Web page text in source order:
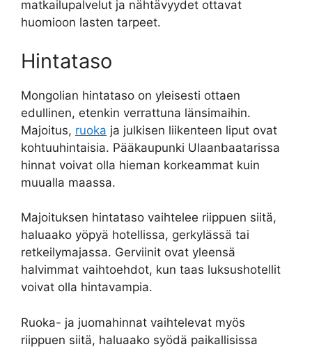
matkailupalvelut ja nähtävyydet ottavat
huomioon lasten tarpeet.
Hintataso
Mongolian hintataso on yleisesti ottaen
edullinen, etenkin verrattuna länsimaihin.
Majoitus, ruoka ja julkisen liikenteen liput ovat
kohtuuhintaisia. Pääkaupunki Ulaanbaatarissa
hinnat voivat olla hieman korkeammat kuin
muualla maassa.
Majoituksen hintataso vaihtelee riippuen siitä,
haluaako yöpyä hotellissa, gerkylässä tai
retkeilymajassa. Gerviinit ovat yleensä
halvimmat vaihtoehdot, kun taas luksushotellit
voivat olla hintavampia.
Ruoka- ja juomahinnat vaihtelevat myös
riippuen siitä, haluaako syödä paikallisissa